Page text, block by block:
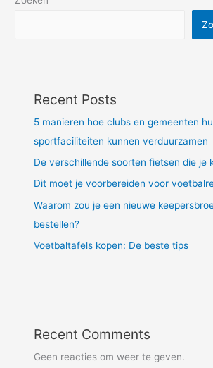
Recent Posts
5 manieren hoe clubs en gemeenten
sportfaciliteiten kunnen verduurzamen
De verschillende soorten fietsen die je
Dit moet je voorbereiden voor
Waarom zou je een nieuwe
bestellen?
Voetbaltafels kopen: De beste tips
Recent Comments
Geen reacties om weer te geven.